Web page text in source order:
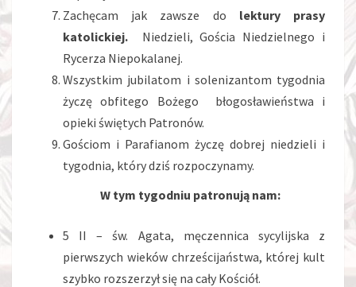
Zachęcam jak zawsze do lektury prasy
katolickiej.
Niedzieli, Gościa Niedzielnego i
Rycerza Niepokalanej.
Wszystkim jubilatom i solenizantom tygodnia
życzę obfitego Bożego błogosławieństwa i
opieki świętych Patronów.
Gościom i Parafianom życzę dobrej niedzieli i
tygodnia, który dziś rozpoczynamy.
W tym tygodniu patronują nam:
5 II – św. Agata, męczennica sycylijska z
pierwszych wieków chrześcijaństwa, której kult
szybko rozszerzył się na cały Kościół.